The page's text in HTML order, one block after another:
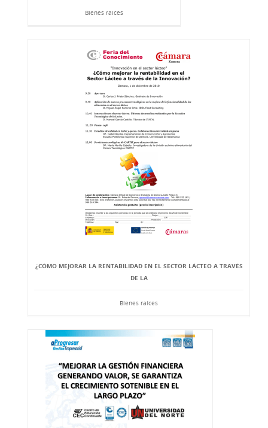
Bienes raíces
¿CÓMO MEJORAR LA RENTABILIDAD EN EL SECTOR LÁCTEO A TRAVÉS
DE LA
Bienes raíces